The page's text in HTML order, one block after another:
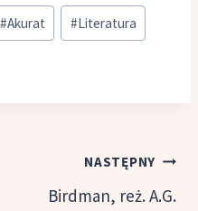
#Akurat #Literatura
NASTĘPNY
Birdman, reż. A.G.